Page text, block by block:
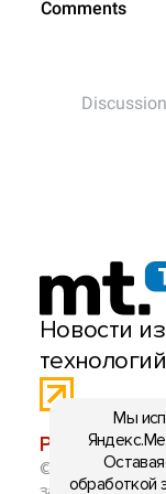
Новости
технологий
РЕКЛАМА:
© 2006-2026
Мы
обработкой